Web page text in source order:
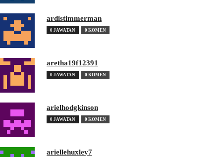
ardistimmerman
0 JAWATAN 0 KOMEN
aretha19f12391
0 JAWATAN 0 KOMEN
arielhodgkinson
0 JAWATAN 0 KOMEN
ariellehuxley7